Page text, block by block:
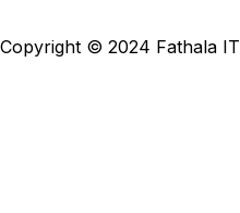
Copyright © 2024 Fathala